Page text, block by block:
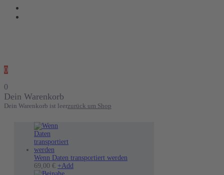
0
0
Dein Warenkorb
Dein Warenkorb ist leerzurück um Shop
Wenn Daten transportiert werden
69,00 € +Add